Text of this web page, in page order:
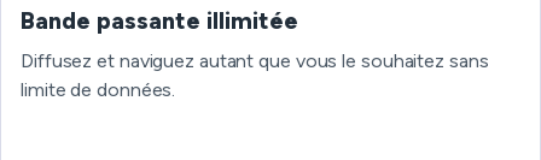
Bande passante illimitée
Diffusez et naviguez autant que vous le souhaitez sans
limite de données.